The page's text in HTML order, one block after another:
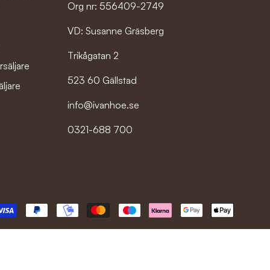
Org nr: 556409-2749
VD: Susanne Gräsberg
Trikågatan 2
523 60 Gällstad
info@ivanhoe.se
0321-688 700